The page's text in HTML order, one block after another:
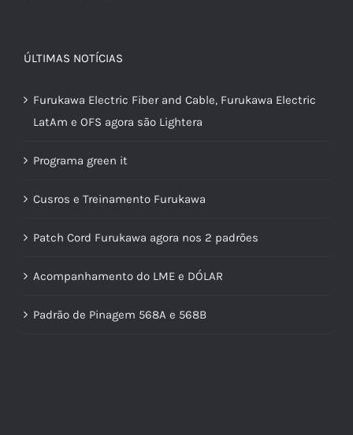
ÚLTIMAS NOTÍCIAS
Furukawa Electric Fiber and Cable, Furukawa Electric
LatAm e OFS agora são Lightera
Programa green it
Cusros e Treinamento Furukawa
Patch Cord Furukawa agora nos 2 padrões
Acompanhamento do LME e DÓLAR
Padrão de Pinagem 568A e 568B